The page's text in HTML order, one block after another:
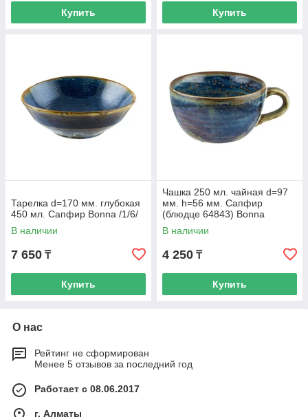
Купить Купить
Тарелка d=170 мм. глубокая
450 мл. Сапфир Bonna /1/6/
В наличии
7 650 ₸
Купить
Чашка 250 мл. чайная d=97
мм. h=56 мм. Сапфир
(блюдце 64843) Bonna
/1/6/810/
В наличии
4 250 ₸
Купить
О нас
Рейтинг не сформирован
Менее 5 отзывов за последний год
Работает с 08.06.2017
г. Алматы